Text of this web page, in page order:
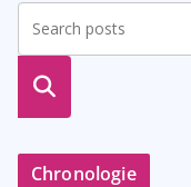
suche
Chronologie